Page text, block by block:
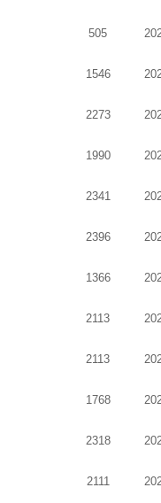
505
1546
2273
1990
2341
2396
1366
2113
2113
1768
2318
2111